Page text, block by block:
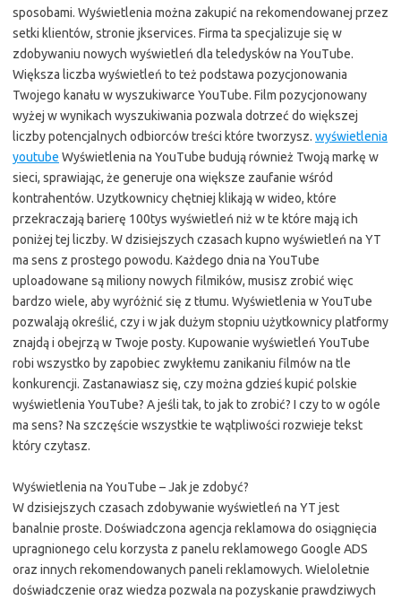
sposobami. Wyświetlenia można zakupić na rekomendowanej przez
setki klientów, stronie jkservices. Firma ta specjalizuje się w
zdobywaniu nowych wyświetleń dla teledysków na YouTube.
Większa liczba wyświetleń to też podstawa pozycjonowania
Twojego kanału w wyszukiwarce YouTube. Film pozycjonowany
wyżej w wynikach wyszukiwania pozwala dotrzeć do większej
liczby potencjalnych odbiorców treści które tworzysz. wyświetlenia
youtube Wyświetlenia na YouTube budują również Twoją markę w
sieci, sprawiając, że generuje ona większe zaufanie wśród
kontrahentów. Uzytkownicy chętniej klikają w wideo, które
przekraczają barierę 100tys wyświetleń niż w te które mają ich
poniżej tej liczby. W dzisiejszych czasach kupno wyświetleń na YT
ma sens z prostego powodu. Każdego dnia na YouTube
uploadowane są miliony nowych filmików, musisz zrobić więc
bardzo wiele, aby wyróżnić się z tłumu. Wyświetlenia w YouTube
pozwalają określić, czy i w jak dużym stopniu użytkownicy platformy
znajdą i obejrzą w Twoje posty. Kupowanie wyświetleń YouTube
robi wszystko by zapobiec zwykłemu zanikaniu filmów na tle
konkurencji. Zastanawiasz się, czy można gdzieś kupić polskie
wyświetlenia YouTube? A jeśli tak, to jak to zrobić? I czy to w ogóle
ma sens? Na szczęście wszystkie te wątpliwości rozwieje tekst
który czytasz.
Wyświetlenia na YouTube – Jak je zdobyć?
W dzisiejszych czasach zdobywanie wyświetleń na YT jest
banalnie proste. Doświadczona agencja reklamowa do osiągnięcia
upragnionego celu korzysta z panelu reklamowego Google ADS
oraz innych rekomendowanych paneli reklamowych. Wieloletnie
doświadczenie oraz wiedza pozwala na pozyskanie prawdziwych